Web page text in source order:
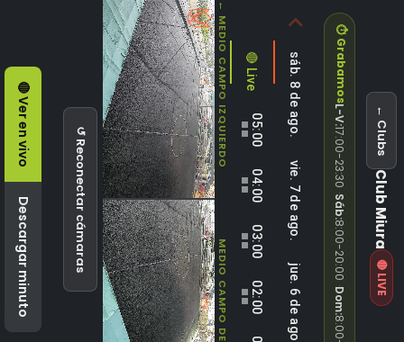
← Clubs
Club Miura
🔴 LIVE
⏱ Grabamos
L-V
:
17:00-23:30
Sáb
:
8:00-20:00
Dom
:
sáb. 8 de ago.
vie. 7 de ago.
jue. 6 de ago.
🔴 Live
05:00
⬛⬛
04:00
⬛⬛
03:00
⬛⬛
02:00
⬛⬛
← MEDIO CAMPO IZQUIERDO
↺ Reconectar cámaras
🔴 Ver en vivo
Descargar minuto